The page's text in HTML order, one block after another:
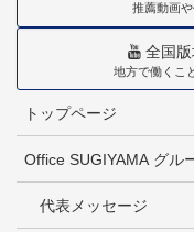
推薦動画
全国
地方で働くこ
トップページ
Office SUGIYAMA グル
代表メッセージ